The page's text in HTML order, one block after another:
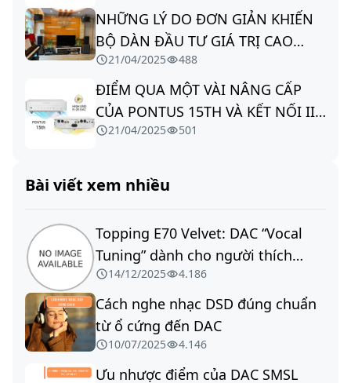
NHỮNG LÝ DO ĐƠN GIẢN KHIẾN
BỘ DÀN ĐẦU TƯ GIÁ TRỊ CAO
NHƯNG ÂM THANH VẪN DỞ
21/04/2025 488
ĐIỂM QUA MỘT VÀI NÂNG CẤP
CỦA PONTUS 15TH VÀ KẾT NỐI IIS
VỚI DDC
21/04/2025 501
Bài viết xem nhiều
Topping E70 Velvet: DAC “Vocal
Tuning” dành cho người thích
giọng dày, ngọt & mượt – Có hợp
với hệ thống của bạn không?
14/12/2025 4.186
Cách nghe nhạc DSD đúng chuẩn
từ ổ cứng đến DAC
10/07/2025 4.146
Ưu nhược điểm của DAC SMSL